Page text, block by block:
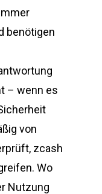
benötigen
– wenn es
von
zcash
Wo
Nutzung